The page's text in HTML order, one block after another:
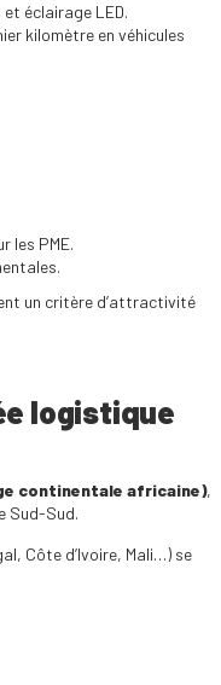
éclairage LED.
kilomètre en véhicules
les PME.
un critère d’attractivité
logistique
continentale africaine),
Sud-Sud.
Côte d’Ivoire, Mali…) se